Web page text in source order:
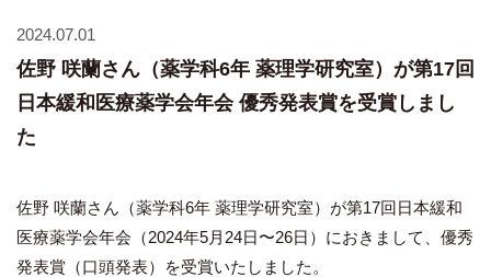
2024.07.01
佐野 咲蘭さん（薬学科6年 薬理学研究室）が第17回
日本緩和医療薬学会年会 優秀発表賞を受賞しまし
た
佐野 咲蘭さん（薬学科6年 薬理学研究室）が第17回日本緩和
医療薬学会年会（2024年5月24日〜26日）におきまして、優秀
発表賞（口頭発表）を受賞いたしました。